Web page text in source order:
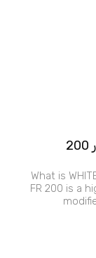
1. What is
FR 200 is a